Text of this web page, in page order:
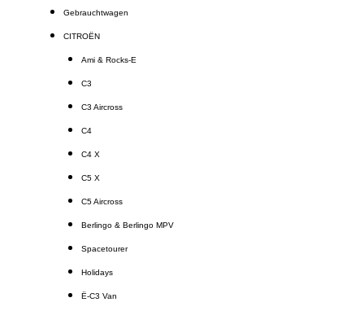
Gebrauchtwagen
CITROËN
Ami & Rocks-E
C3
C3 Aircross
C4
C4 X
C5 X
C5 Aircross
Berlingo & Berlingo MPV
Spacetourer
Holidays
Ë-C3 Van